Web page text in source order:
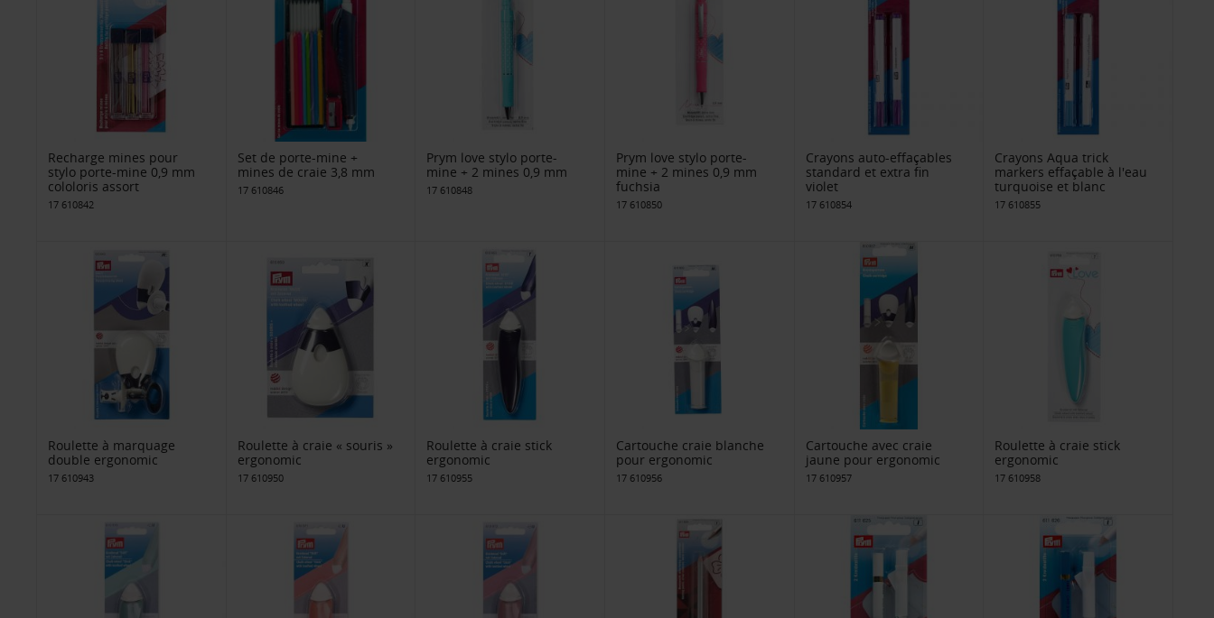
Recharge mines pour
stylo porte-mine 0,9 mm
cololoris assort
17 610842
Set de porte-mine +
mines de craie 3,8 mm
17 610846
Prym love stylo porte-
mine + 2 mines 0,9 mm
17 610848
Prym love stylo porte-
mine + 2 mines 0,9 mm
fuchsia
17 610850
Crayons auto-effaçables
standard et extra fin
violet
17 610854
Crayons Aqua trick
markers effaçable à l'eau
turquoise et blanc
17 610855
Roulette à marquage
double ergonomic
17 610943
Roulette à craie « souris »
ergonomic
17 610950
Roulette à craie stick
ergonomic
17 610955
Cartouche craie blanche
pour ergonomic
17 610956
Cartouche avec craie
jaune pour ergonomic
17 610957
Roulette à craie stick
ergonomic
17 610958